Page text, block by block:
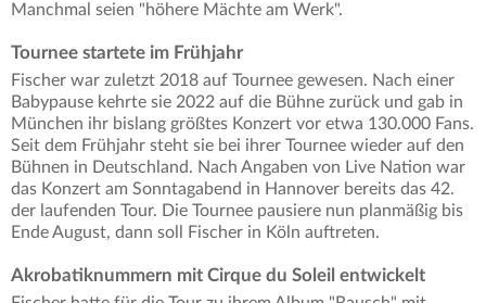
Manchmal seien "höhere Mächte am Werk".
Tournee startete im Frühjahr
Fischer war zuletzt 2018 auf Tournee gewesen. Nach einer
Babypause kehrte sie 2022 auf die Bühne zurück und gab in
München ihr bislang größtes Konzert vor etwa 130.000 Fans.
Seit dem Frühjahr steht sie bei ihrer Tournee wieder auf den
Bühnen in Deutschland. Nach Angaben von Live Nation war
das Konzert am Sonntagabend in Hannover bereits das 42.
der laufenden Tour. Die Tournee pausiere nun planmäßig bis
Ende August, dann soll Fischer in Köln auftreten.
Akrobatiknummern mit Cirque du Soleil entwickelt